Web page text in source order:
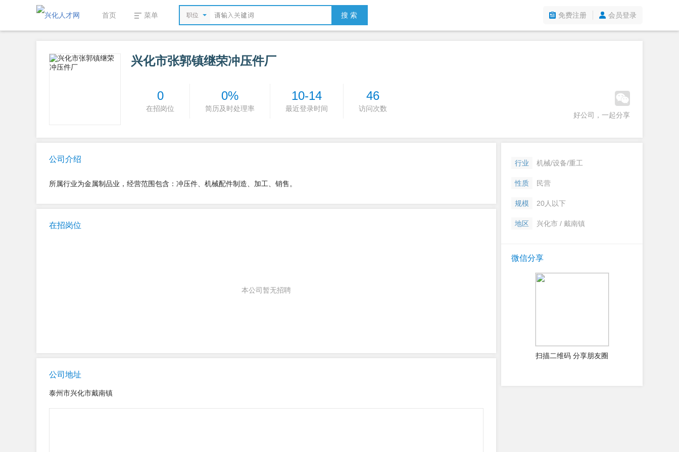
首页 菜单 职位 搜 索 免费注册 会员登录
兴化市张郭镇继荣冲压件厂
0
在招岗位
0%
简历及时处理率
10-14
最近登录时间
46
访问次数
好公司，一起分享
公司介绍
所属行业为金属制品业，经营范围包含：冲压件、机械配件制造、加工、销售。
在招岗位
本公司暂无招聘
公司地址
泰州市兴化市戴南镇
行业 机械/设备/重工
性质 民营
规模 20人以下
地区 兴化市 / 戴南镇
微信分享
扫描二维码 分享朋友圈